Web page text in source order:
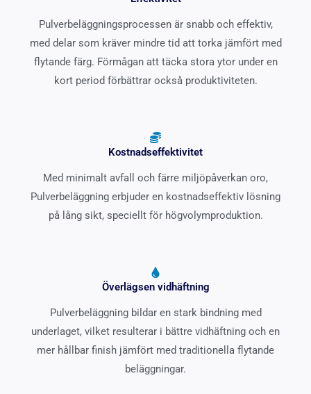
Pulverbeläggningsprocessen är snabb och effektiv,
med delar som kräver mindre tid att torka jämfört med
flytande färg. Förmågan att täcka stora ytor under en
kort period förbättrar också produktiviteten.
Kostnadseffektivitet
Med minimalt avfall och färre miljöpåverkan oro,
Pulverbeläggning erbjuder en kostnadseffektiv lösning
på lång sikt, speciellt för högvolymproduktion.
Överlägsen vidhäftning
Pulverbeläggning bildar en stark bindning med
underlaget, vilket resulterar i bättre vidhäftning och en
mer hållbar finish jämfört med traditionella flytande
beläggningar.